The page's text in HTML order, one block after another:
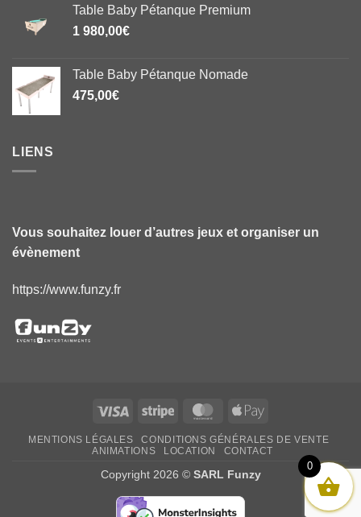
Table Baby Pétanque Premium
1 980,00€
Table Baby Pétanque Nomade
475,00€
LIENS
Vous souhaitez louer d’autres jeux et organiser un
évènement
https://www.funzy.fr
Visa Stripe MasterCardApple
MENTIONS LÉGALES
CONDITIONS GÉNÉRALES DE VENTE
ANIMATIONS
LOCATION CONTACT
Copyright 2026 © SARL Funzy
0